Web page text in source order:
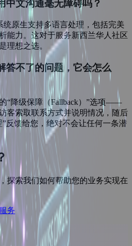
中文沟通毫无障碍吗？
原生支持多语言处理，包括完美
能力。这对于服务新西兰华人社区
理想之选。
答不了的问题，它会怎么
“降级保障（Fallback）”选项——
客索取联系方式并说明情况，随后
反馈给您，绝对不会让任何一条潜
探索我们如何帮助您的业务实现在
务